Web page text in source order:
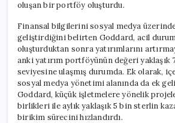
oluşan bir portföy oluşturdu.
Finansal bilgilerini sosyal medya
geliştirdiğini belirten Goddard, acil
oluşturduktan sonra yatırımlarını
anki yatırım portföyünün değeri
seviyesine ulaşmış durumda. Ek olarak,
sosyal medya yönetimi alanında da ek
Goddard, küçük işletmelere yönelik
birlikleri ile aylık yaklaşık 5 bin sterlin
birikim sürecini hızlandırdı.